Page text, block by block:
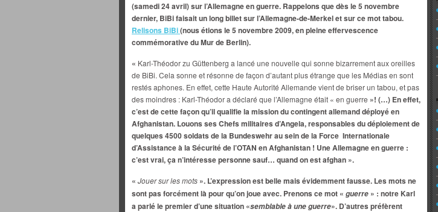
(samedi 24 avril) sur l’Allemagne en guerre. Rappelons que dès le 5 novembre
dernier, BiBi faisait un long billet sur l’Allemagne-de-Merkel et sur ce mot tabou.
Relisons BiBi(nous étions le 5 novembre 2009, en pleine effervescence
commémorative du Mur de Berlin).
« Karl-Théodor zu Güttenberg a lancé une nouvelle qui sonne bizarrement aux oreilles
de BiBi. Cela sonne et résonne de façon d’autant plus étrange que les Médias en sont
restés aphones. En effet, cette Haute Autorité Allemande vient de briser un tabou, et pas
des moindres : Karl-Théodor a déclaré que l’Allemagne était « en guerre »! (…) En effet,
c’est de cette façon qu’il qualifie la mission du contingent allemand déployé en
Afghanistan. Louons ses Chefs militaires d’Angela, responsables du déploiement de
quelques 4500 soldats de la Bundeswehr au sein de la Force Internationale
d’Assistance à la Sécurité de l’OTAN en Afghanistan ! Une Allemagne en guerre :
c’est vrai, ça n’intéresse personne sauf… quand on est afghan ».
« Jouer sur les mots ». L’expression est belle mais évidemment fausse. Les mots ne
sont pas forcément là pour qu’on joue avec. Prenons ce mot « guerre » : notre Karl
a parlé le premier d’une situation «semblable à une guerre». D’autres préfèrent